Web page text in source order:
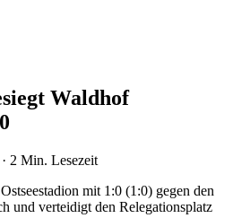
Waldhof
· 2 Min. Lesezeit
mit 1:0 (1:0) gegen den
und verteidigt den Relegationsplatz